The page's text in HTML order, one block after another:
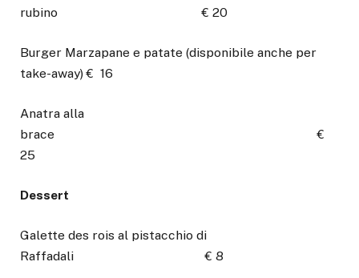
rubino € 20
Burger Marzapane e patate (disponibile anche per
take-away) € 16
Anatra alla
brace €
25
Dessert
Galette des rois al pistacchio di
Raffadali € 8